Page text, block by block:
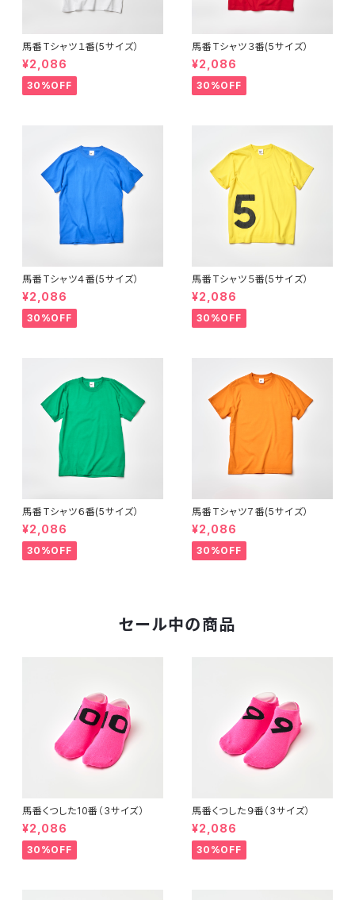
馬番Tシャツ１番(5サイズ）
¥2,086
30%OFF
馬番Tシャツ３番(5サイズ）
¥2,086
30%OFF
馬番Tシャツ４番(5サイズ）
¥2,086
30%OFF
馬番Tシャツ５番(5サイズ）
¥2,086
30%OFF
馬番Tシャツ６番(5サイズ）
¥2,086
30%OFF
馬番Tシャツ７番(5サイズ）
¥2,086
30%OFF
セール中の商品
馬番くつした10番（3サイズ）
¥2,086
30%OFF
馬番くつした９番（3サイズ）
¥2,086
30%OFF